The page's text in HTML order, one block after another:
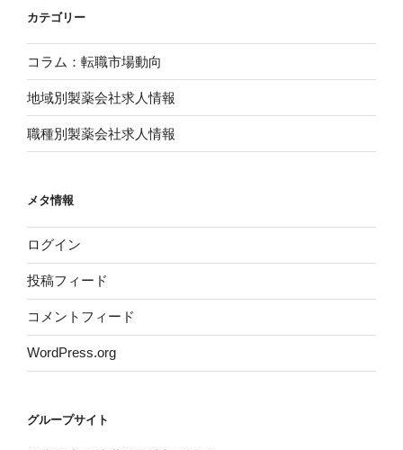
カテゴリー
コラム：転職市場動向
地域別製薬会社求人情報
職種別製薬会社求人情報
メタ情報
ログイン
投稿フィード
コメントフィード
WordPress.org
グループサイト